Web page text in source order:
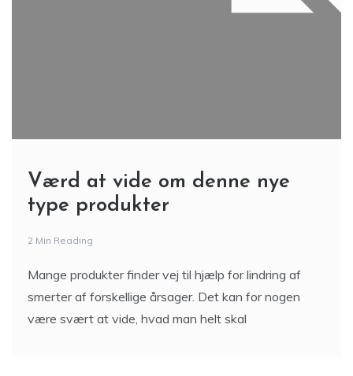
Værd at vide om denne nye
type produkter
2 Min Reading
Mange produkter finder vej til hjælp for lindring af
smerter af forskellige årsager. Det kan for nogen
være svært at vide, hvad man helt skal